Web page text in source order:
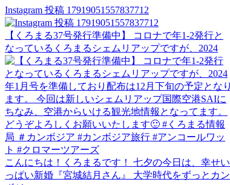
Instagram 投稿 17919051557837712
【くろまる37号発行準備中】 コロナで年1-2発行と
なっているくろまるシェムリアップですが、2024
こんにちは！くろまるです！ 七夕の今日は、幸せい
っぱい新婚『宮城結月さん』 大学時代をずっとカン